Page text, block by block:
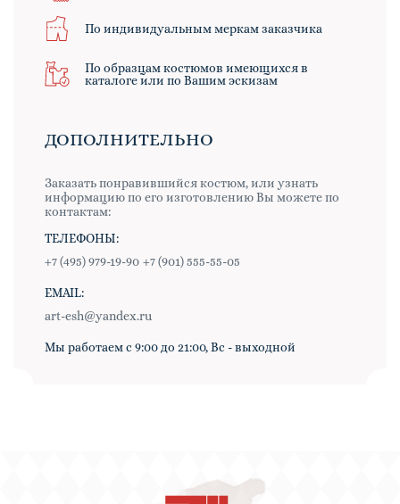
По индивидуальным меркам заказчика
По образцам костюмов имеющихся в
каталоге или по Вашим эскизам
ДОПОЛНИТЕЛЬНО
Заказать понравившийся костюм, или узнать
информацию по его изготовлению Вы можете по
контактам:
ТЕЛЕФОНЫ:
+7 (495) 979-19-90 +7 (901) 555-55-05
EMAIL:
art-esh@yandex.ru
Мы работаем с 9:00 до 21:00, Вс - выходной